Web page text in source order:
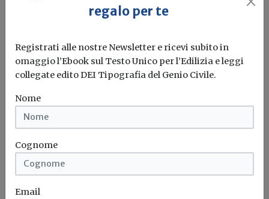
Torri di raffreddamento, il primo
standard europeo di efficienza
regalo per te
Registrati alle nostre Newsletter e ricevi subito in
omaggio l’Ebook sul Testo Unico per l’Edilizia e leggi
collegate edito DEI Tipografia del Genio Civile.
Nome
Cognome
Email